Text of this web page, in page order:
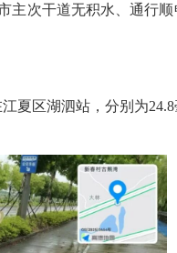
次干道无积水、通行
区湖泗站，分别为24.8